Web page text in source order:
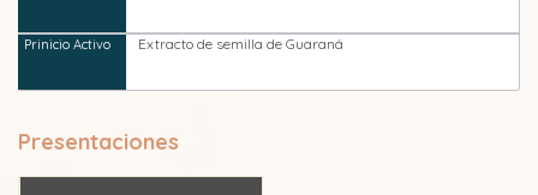
Extracto de semilla de Guaraná
Presentaciones